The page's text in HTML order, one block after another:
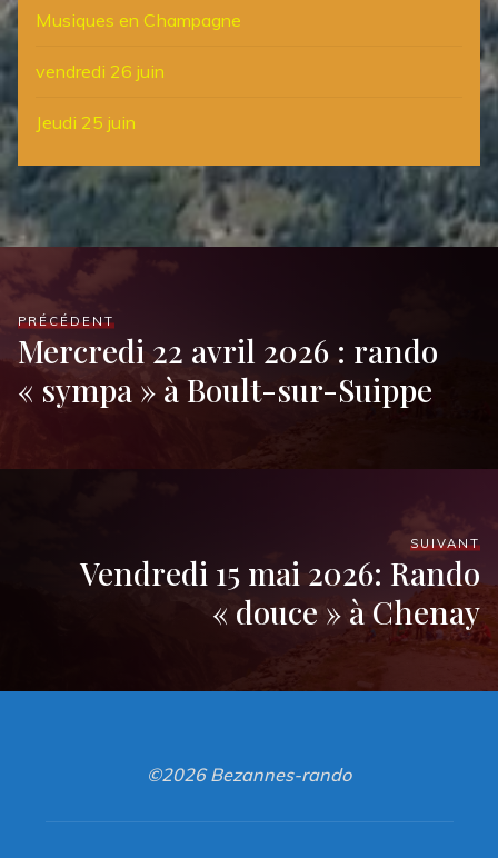
Musiques en Champagne
vendredi 26 juin
Jeudi 25 juin
PRÉCÉDENT
Mercredi 22 avril 2026 : rando
« sympa » à Boult-sur-Suippe
SUIVANT
Vendredi 15 mai 2026: Rando
« douce » à Chenay
©2026 Bezannes-rando